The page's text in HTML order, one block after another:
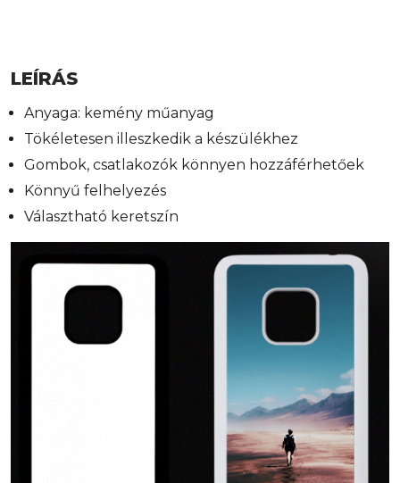
LEÍRÁS
Anyaga: kemény műanyag
Tökéletesen illeszkedik a készülékhez
Gombok, csatlakozók könnyen hozzáférhetőek
Könnyű felhelyezés
Választható keretszín